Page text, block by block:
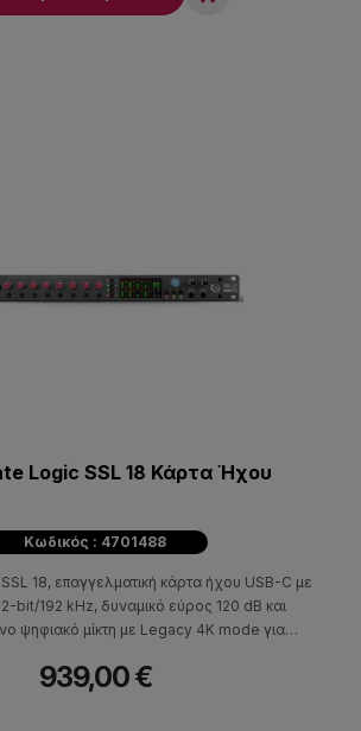
Logic SSL 18 Κάρτα Ήχου
Κωδικός : 4701488
18, επαγγελματική κάρτα ήχου USB-C με
bit/192 kHz, δυναμικό εύρος 120 dB και
ψηφιακό μίκτη με Legacy 4K mode για
939,00 €